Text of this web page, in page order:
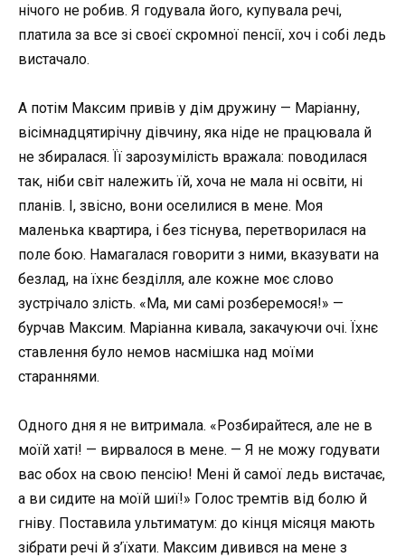
нічого не робив. Я годувала його, купувала речі,
платила за все зі своєї скромної пенсії, хоч і собі ледь
вистачало.
А потім Максим привів у дім дружину — Маріанну,
вісімнадцятирічну дівчину, яка ніде не працювала й
не збиралася. Її зарозумілість вражала: поводилася
так, ніби світ належить їй, хоча не мала ні освіти, ні
планів. І, звісно, вони оселилися в мене. Моя
маленька квартира, і без тіснува, перетворилася на
поле бою. Намагалася говорити з ними, вказувати на
безлад, на їхнє безділля, але кожне моє слово
зустрічало злість. «Ма, ми самі розберемося!» —
бурчав Максим. Маріанна кивала, закачуючи очі. Їхнє
ставлення було немов насмішка над моїми
стараннями.
Одного дня я не витримала. «Розбирайтеся, але не в
моїй хаті! — вирвалося в мене. — Я не можу годувати
вас обох на свою пенсію! Мені й самої ледь вистачає,
а ви сидите на моїй шиї!» Голос тремтів від болю й
гніву. Поставила ультиматум: до кінця місяця мають
зібрати речі й з’їхати. Максим дивився на мене з